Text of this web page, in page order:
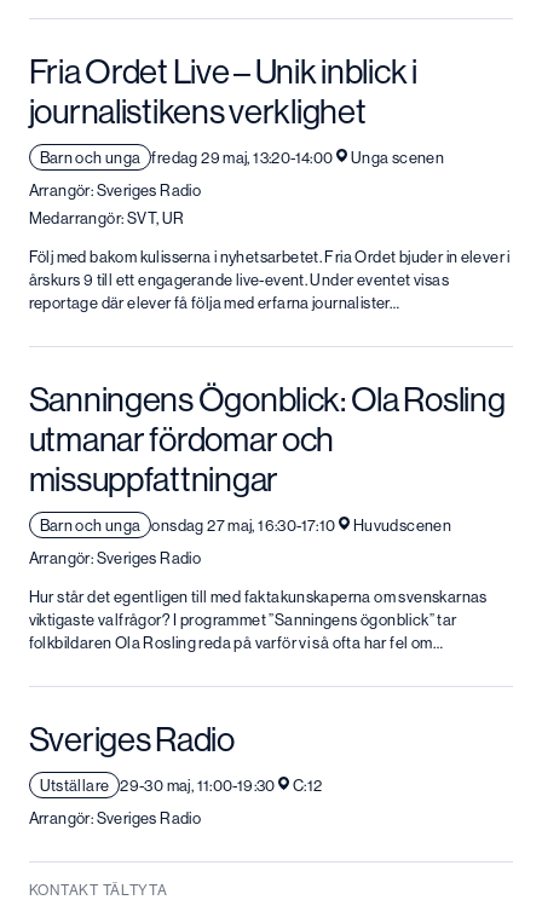
KONTAKT TÄLTYTA
Fria Ordet Live – Unik inblick i
journalistikens verklighet
Barn och unga fredag 29 maj, 13:20-14:00
Unga scenen
Arrangör: Sveriges Radio
Medarrangör: SVT, UR
Följ med bakom kulisserna i nyhetsarbetet. Fria Ordet bjuder in elever i
årskurs 9 till ett engagerande live-event. Under eventet visas
reportage där elever få följa med erfarna journalister…
Sanningens Ögonblick: Ola Rosling
utmanar fördomar och
missuppfattningar
Barn och unga onsdag 27 maj, 16:30-17:10
Huvudscenen
Arrangör: Sveriges Radio
Hur står det egentligen till med faktakunskaperna om svenskarnas
viktigaste valfrågor? I programmet ”Sanningens ögonblick” tar
folkbildaren Ola Rosling reda på varför vi så ofta har fel om…
Sveriges Radio
Utställare 29-30 maj, 11:00-19:30
C:12
Arrangör: Sveriges Radio